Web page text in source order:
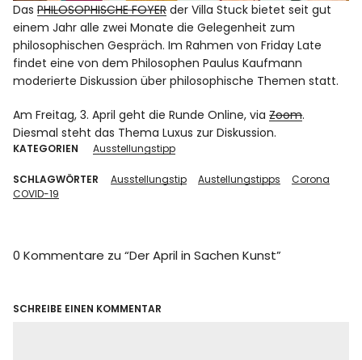
DasPHILOSOPHISCHE FOYERder Villa Stuck bietet seit gut
einem Jahr alle zwei Monate die Gelegenheit zum
philosophischen Gespräch. Im Rahmen von Friday Late
findet eine von dem Philosophen Paulus Kaufmann
moderierte Diskussion über philosophische Themen statt.
Am Freitag, 3. April geht die Runde Online, viaZoom.
Diesmal steht das Thema Luxus zur Diskussion.
KATEGORIEN Ausstellungstipp
SCHLAGWÖRTER Ausstellungstip Austellungstipps
Corona
COVID-19
0 Kommentare zu “Der April in Sachen Kunst”
SCHREIBE EINEN KOMMENTAR